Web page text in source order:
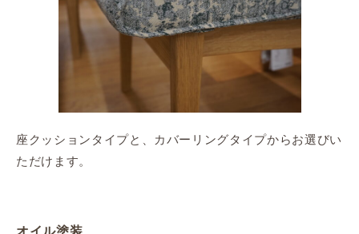
座クッションタイプと、カバーリングタイプからお選びい
ただけます。